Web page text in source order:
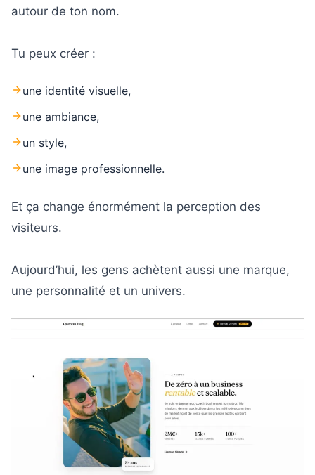
autour de ton nom.
Tu peux créer :
une identité visuelle,
une ambiance,
un style,
une image professionnelle.
Et ça change énormément la perception des
visiteurs.
Aujourd’hui, les gens achètent aussi une marque,
une personnalité et un univers.